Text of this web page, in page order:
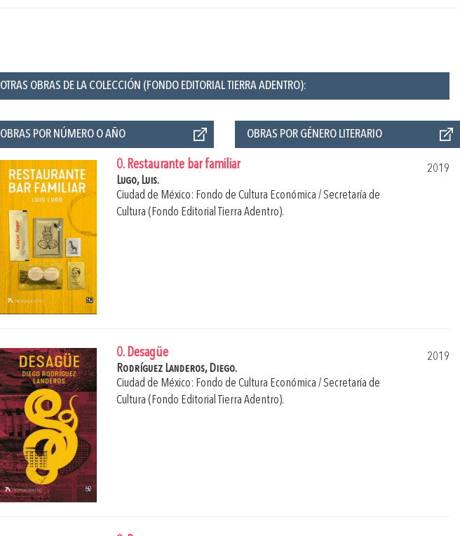
OTRAS OBRAS DE LA COLECCIÓN (FONDO EDITORIAL TIERRA ADENTRO):
OBRAS POR NÚMERO O AÑO OBRAS POR GÉNERO LITERARIO
0. Restaurante bar familiar
2019
Lugo, Luis.
Ciudad de México: Fondo de Cultura Económica / Secretaría de
Cultura (Fondo Editorial Tierra Adentro).
0. Desagüe
2019
Rodríguez Landeros, Diego.
Ciudad de México: Fondo de Cultura Económica / Secretaría de
Cultura (Fondo Editorial Tierra Adentro).